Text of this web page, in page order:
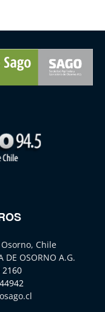
Chile
DE OSORNO A.G.
2160